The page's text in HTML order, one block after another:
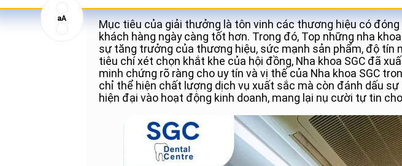
Mục tiêu của giải thưởng là tôn vinh các thương hiệu có
khách hàng ngày càng tốt hơn. Trong đó, Top những nha
sự tăng trưởng của thương hiệu, sức mạnh sản phẩm, độ
tiêu chí xét chọn khắt khe của hội đồng, Nha khoa SGC đã
minh chứng rõ ràng cho uy tín và vị thế của Nha khoa SGC
chỉ thể hiện chất lượng dịch vụ xuất sắc mà còn đánh dấu
hiện đại vào hoạt động kinh doanh, mang lại nụ cười tự tin
aA